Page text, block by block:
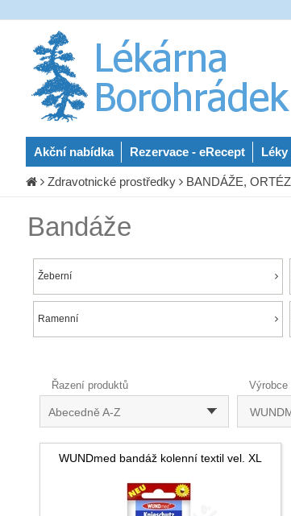
Akční nabídka Rezervace - eRecept Léky
Zdravotnické prostředky BANDÁŽE,
Bandáže
Žeberní
Ramenní
Řazení produktů
Abecedně A-Z
Výrobce
WUNDmed bandáž kolenní textil vel. XL